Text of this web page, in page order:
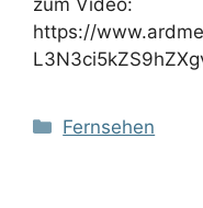
zum Video:
https://
Kategorien
Fernsehen